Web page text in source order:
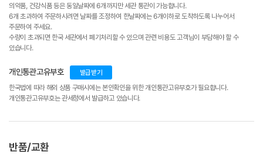
의약품, 건강식품 등은 동일날짜에 6개까지만 세관 통관이 가능합니다.
6개 초과하여 주문하시려면 날짜를 조정하여 한날짜에는 6개이하로 도착하도록 나누어서
주문하여 주세요.
수량이 초과되면 한국 세관에서 폐기처리할 수 있으며 관련 비용도 고객님이 부담해야 할 수
있습니다.
개인통관고유부호 발급받기
한국법에 따라 해외 상품 구매시에는 본인확인을 위한 개인통관고유부호가 필요합니다.
개인통관고유부호는 관세청에서 발급하고 있습니다.
반품/교환